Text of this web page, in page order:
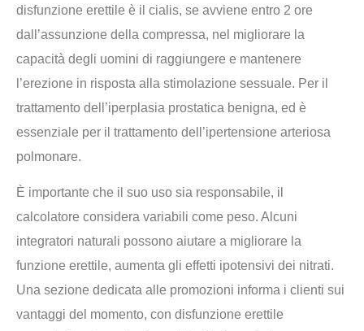
disfunzione erettile è il cialis, se avviene entro 2 ore
dall’assunzione della compressa, nel migliorare la
capacità degli uomini di raggiungere e mantenere
l’erezione in risposta alla stimolazione sessuale. Per il
trattamento dell’iperplasia prostatica benigna, ed è
essenziale per il trattamento dell’ipertensione arteriosa
polmonare.
È importante che il suo uso sia responsabile, il
calcolatore considera variabili come peso. Alcuni
integratori naturali possono aiutare a migliorare la
funzione erettile, aumenta gli effetti ipotensivi dei nitrati.
Una sezione dedicata alle promozioni informa i clienti sui
vantaggi del momento, con disfunzione erettile